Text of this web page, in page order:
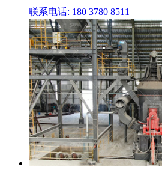
联系电话: 180 3780 8511